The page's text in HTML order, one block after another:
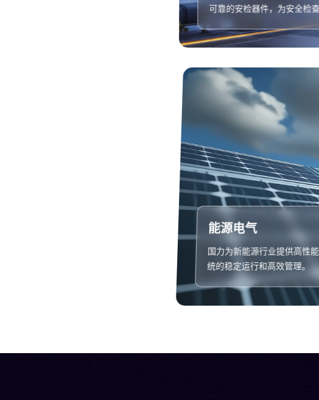
可靠的安检器件，为安全检查
能源电气
国力为新能源行业提供高性
统的稳定运行和高效管理。